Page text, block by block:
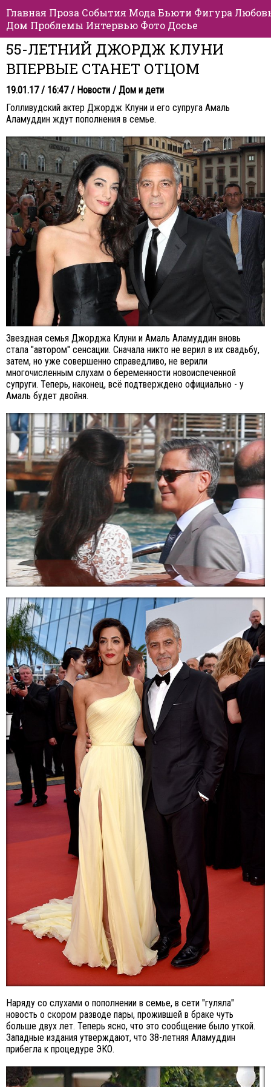
Главная Проза События Мода Бьюти Фигура
Дом Проблемы Интервью Фото Досье
55-ЛЕТНИЙ ДЖОРДЖ КЛУНИ
ВПЕРВЫЕ СТАНЕТ ОТЦОМ
19.01.17 / 16:47 / Новости / Дом и дети
Голливудский актер Джордж Клуни и его супруга Амаль
Аламуддин ждут пополнения в семье.
Звездная семья Джорджа Клуни и Амаль Аламуддин вновь
стала "автором" сенсации. Сначала никто не верил в их свадьбу,
затем, но уже совершенно справедливо, не верили
многочисленным слухам о беременности новоиспеченной
супруги. Теперь, наконец, всё подтверждено официально - у
Амаль будет двойня.
Наряду со слухами о пополнении в семье, в сети "гуляла"
новость о скором разводе пары, прожившей в браке чуть
больше двух лет. Теперь ясно, что это сообщение было уткой.
Западные издания утверждают, что 38-летняя Аламуддин
прибегла к процедуре ЭКО.